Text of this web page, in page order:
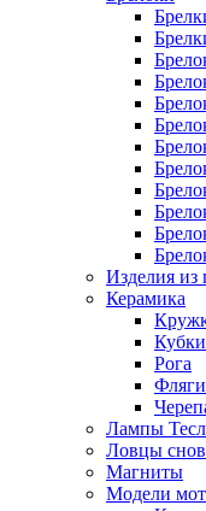
Изделия из
Керамика
Рога
Лампы
Ловцы снов
Магниты
Модели